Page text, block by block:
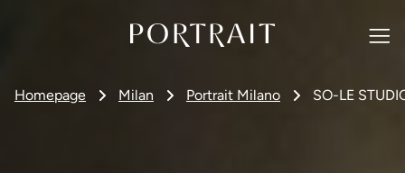
Homepage Milan Portrait Milano SO-LE